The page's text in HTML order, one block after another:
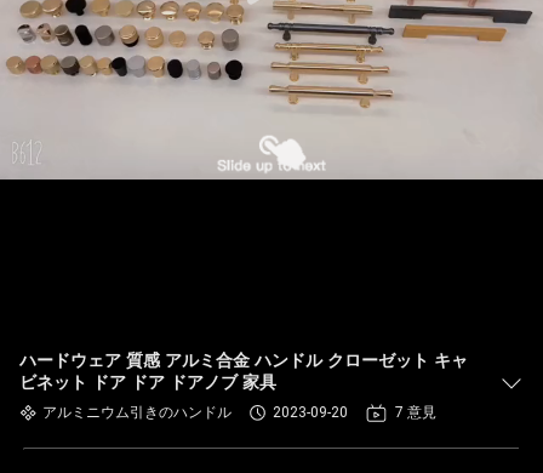
ハードウェア 質感 アルミ合金 ハンドル クローゼット キャ
ビネット ドア ドア ドアノブ 家具
アルミニウム引きのハンドル 2023-09-20 7 意見